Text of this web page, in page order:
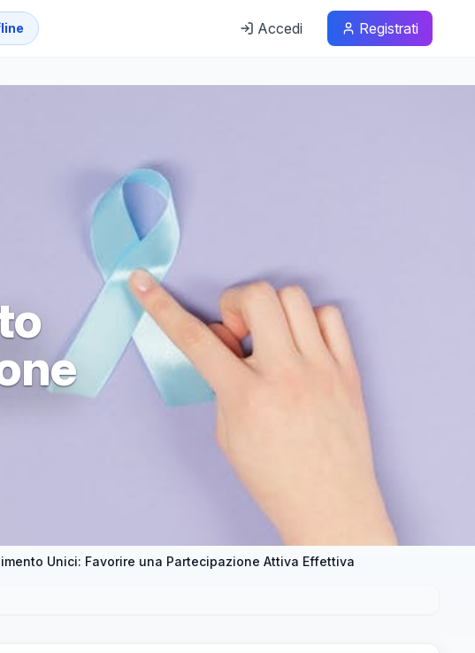
Accedi Registrati
Unici: Favorire una Partecipazione Attiva Effettiva